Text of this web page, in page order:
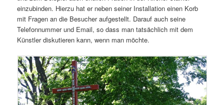
einzubinden. Hierzu hat er neben seiner Installation einen Korb
mit Fragen an die Besucher aufgestellt. Darauf auch seine
Telefonnummer und Email, so dass man tatsächlich mit dem
Künstler diskutieren kann, wenn man möchte.